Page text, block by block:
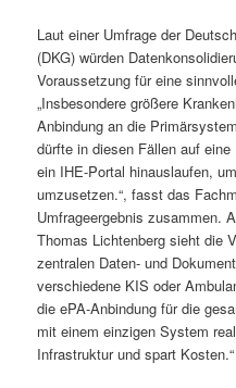
Laut einer Umfrage der
(DKG) würden
Voraussetzung für eine
„Insbesondere größere
Anbindung an die
dürfte in diesen Fällen auf
ein IHE-Portal hinauslaufen,
umzusetzen.“, fasst das
Umfrageergebnis zusammen.
Thomas Lichtenberg sieht die
zentralen Daten- und
verschiedene KIS oder
die ePA-Anbindung für die
mit einem einzigen System
Infrastruktur und spart Kosten.“